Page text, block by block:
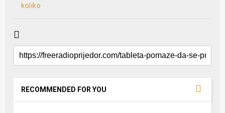
koliko
RECOMMENDED FOR YOU